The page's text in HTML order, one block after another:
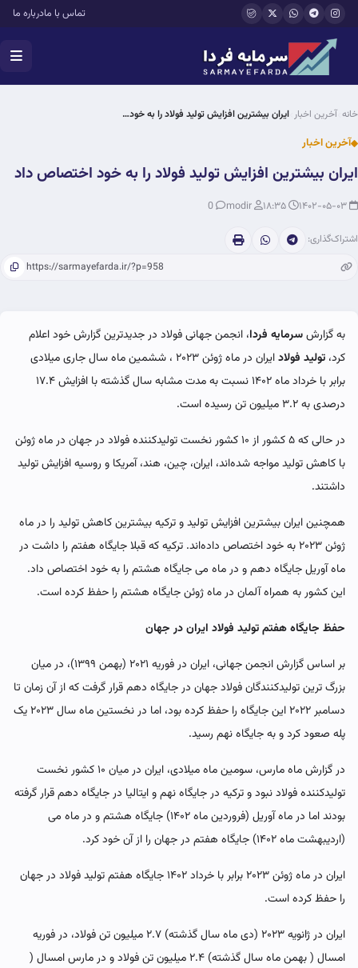
رفتن به محتوای اصلی تماس با مادرباره ما
خانه آخرین اخبار ایران بیشترین افزایش تولید فولاد را به خود…
آخرین اخبار
ایران بیشترین افزایش تولید فولاد را به خود اختصاص داد
اشتراک‌گذاری:
به گزارشسرمایه فردا، انجمن جهانی فولاد در جدیدترین گزارش خود اعلام
کرد، تولید فولاد
ایران در ماه ژوئن ۲۰۲۳ ، ششمین ماه سال جاری میلادی
برابر با خرداد ماه ۱۴۰۲ نسبت به مدت مشابه سال گذشته با افزایش ۱۷.۴
درصدی به ۳.۲ میلیون تن رسیده است.
در حالی که ۵ کشور از ۱۰ کشور نخست تولیدکننده فولاد در جهان در ماه ژوئن
با کاهش تولید مواجه شده‌اند، ایران، چین، هند، آمریکا و روسیه افزایش تولید
داشتند.
همچنین ایران بیشترین افزایش تولید و ترکیه بیشترین کاهش تولید را در ماه
ژوئن ۲۰۲۳ به خود اختصاص داده‌اند. ترکیه که قبلا جایگاه هفتم را داشت در
ماه آوریل جایگاه دهم و در ماه می جایگاه هشتم را به خود اختصاص داد.
این کشور به همراه آلمان در ماه ژوئن جایگاه هشتم را حفظ کرده است.
حفظ جایگاه هفتم تولید فولاد ایران در جهان
بر اساس گزارش انجمن جهانی، ایران در فوریه ۲۰۲۱ (بهمن ۱۳۹۹)، در میان
بزرگ ‌ترین تولیدکنندگان فولاد جهان در جایگاه دهم قرار گرفت که از آن زمان تا
دسامبر ۲۰۲۲ این جایگاه را حفظ کرده بود، اما در نخستین ماه سال ۲۰۲۳ یک
پله صعود کرد و به جایگاه نهم رسید.
در گزارش ماه مارس، سومین ماه میلادی، ایران در میان ۱۰ کشور نخست
تولیدکننده فولاد نبود و ترکیه در جایگاه نهم و ایتالیا در جایگاه دهم قرار گرفته
بودند اما در ماه آوریل (فروردین ماه ۱۴۰۲) جایگاه هشتم و در ماه می
(اردیبهشت ماه ۱۴۰۲) جایگاه هفتم در جهان را از آن خود کرد.
ایران در ماه ژوئن ۲۰۲۳ برابر با خرداد ۱۴۰۲ جایگاه هفتم تولید فولاد در جهان
را حفظ کرده است.
ایران در ژانویه ۲۰۲۳ (دی ماه سال گذشته) ۲.۷ میلیون تن فولاد، در فوریه
امسال ( بهمن ماه سال گذشته) ۲.۴ میلیون تن فولاد و در مارس امسال (